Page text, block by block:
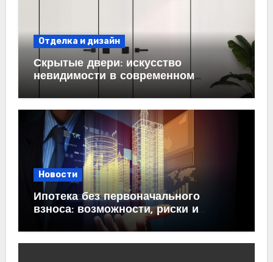
Отделка и дизайн
Скрытые двери: искусство
невидимости в современном
Новости
Ипотека без первоначального
взноса: возможности, риски и
практические рекомендации<